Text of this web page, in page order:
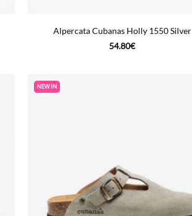
Alpercata Cubanas Holly 1550 Silver
54.80€
NEW IN